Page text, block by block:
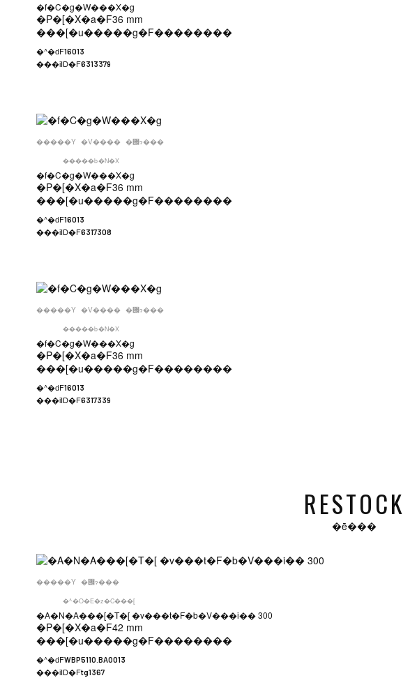
�f�C�g�W���X�g
�P�[�X�a�F36 mm
���[�u�����g�F��������
�^�ԁF16013
���iID�F6313379
�����Y �V���� �݌ɂ���
�����b�N�X
�f�C�g�W���X�g
�P�[�X�a�F36 mm
���[�u�����g�F��������
�^�ԁF16013
���iID�F6317308
�����Y �V���� �݌ɂ���
�����b�N�X
�f�C�g�W���X�g
�P�[�X�a�F36 mm
���[�u�����g�F��������
�^�ԁF16013
���iID�F6317339
RESTOCK
�ē���
�����Y �݌ɂ���
�^�O�E�z�C���[
�A�N�A���[�T�[ �v���t�F�b�V���i�� 300
�P�[�X�a�F42 mm
���[�u�����g�F��������
�^�ԁFWBP5110.BA0013
���iID�Ftg1367